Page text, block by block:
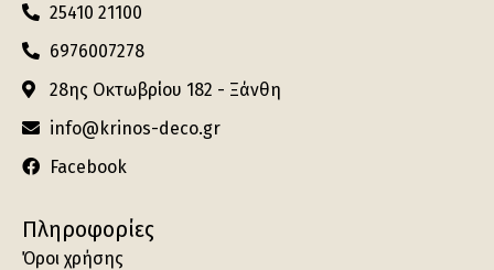
25410 21100
6976007278
28ης Οκτωβρίου 182 - Ξάνθη
info@krinos-deco.gr
Facebook
Πληροφορίες
Όροι χρήσης